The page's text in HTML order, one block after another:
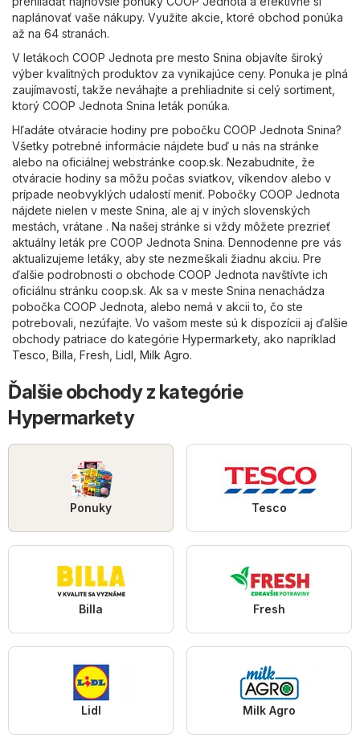
naplánovať vaše nákupy. Využite akcie, ktoré obchod ponúka
až na 64 stranách.
V letákoch COOP Jednota pre mesto Snina objavíte široký
výber kvalitných produktov za vynikajúce ceny. Ponuka je plná
zaujímavostí, takže neváhajte a prehliadnite si celý sortiment,
ktorý COOP Jednota Snina leták ponúka.
Hľadáte otváracie hodiny pre pobočku COOP Jednota Snina?
Všetky potrebné informácie nájdete buď u nás na stránke
alebo na oficiálnej webstránke coop.sk. Nezabudnite, že
otváracie hodiny sa môžu počas sviatkov, víkendov alebo v
prípade neobvyklých udalostí meniť. Pobočky COOP Jednota
nájdete nielen v meste Snina, ale aj v iných slovenských
mestách, vrátane . Na našej stránke si vždy môžete prezrieť
aktuálny leták pre COOP Jednota Snina. Dennodenne pre vás
aktualizujeme letáky, aby ste nezmeškali žiadnu akciu. Pre
ďalšie podrobnosti o obchode COOP Jednota navštívte ich
oficiálnu stránku coop.sk. Ak sa v meste Snina nenachádza
pobočka COOP Jednota, alebo nemá v akcii to, čo ste
potrebovali, nezúfajte. Vo vašom meste sú k dispozícii aj ďalšie
obchody patriace do kategórie Hypermarkety, ako napríklad
Tesco, Billa, Fresh, Lidl, Milk Agro.
Ďalšie obchody z kategórie
Hypermarkety
Ponuky Tesco
Billa Fresh
Lidl Milk Agro